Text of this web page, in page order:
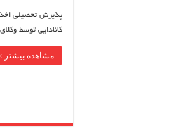
پذیرش تحصیلی اخذ
کانادایی توسط
مشاهده بیشتر